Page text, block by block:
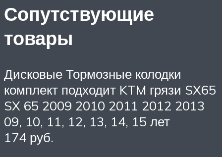
Сопутствующие
товары
Дисковые Тормозные колодки
комплект подходит KTM грязи SX65
SX 65 2009 2010 2011 2012 2013
09, 10, 11, 12, 13, 14, 15 лет
174 руб.